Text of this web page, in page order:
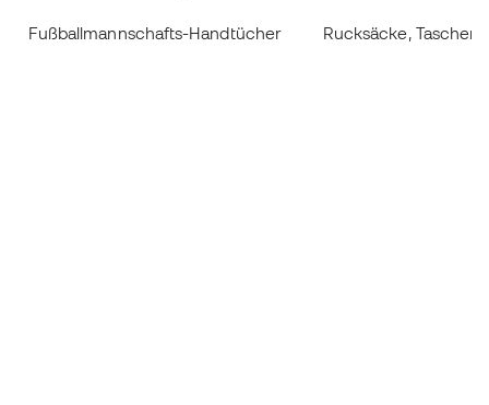
Fußballmannschafts-Handtücher Rucksäcke, Taschen